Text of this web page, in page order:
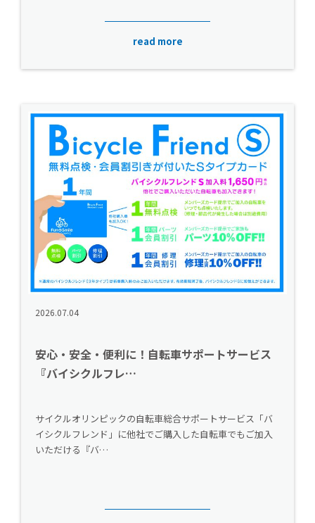
read more
2026.07.04
安心・安全・便利に！自転車サポートサービス
『バイシクルフレ…
サイクルオリンピックの自転車総合サポートサービス「バ
イシクルフレンド」に他社でご購入した自転車でもご加入
いただける『バ…